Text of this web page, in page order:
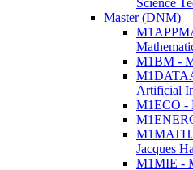
Science
Master (DNM)
M1BM -
Artificial
M1ECO -
Jacques
M1MIE -